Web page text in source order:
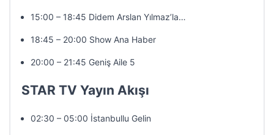
15:00 – 18:45 Didem Arslan Yılmaz’la…
18:45 – 20:00 Show Ana Haber
20:00 – 21:45 Geniş Aile 5
STAR TV Yayın Akışı
02:30 – 05:00 İstanbullu Gelin